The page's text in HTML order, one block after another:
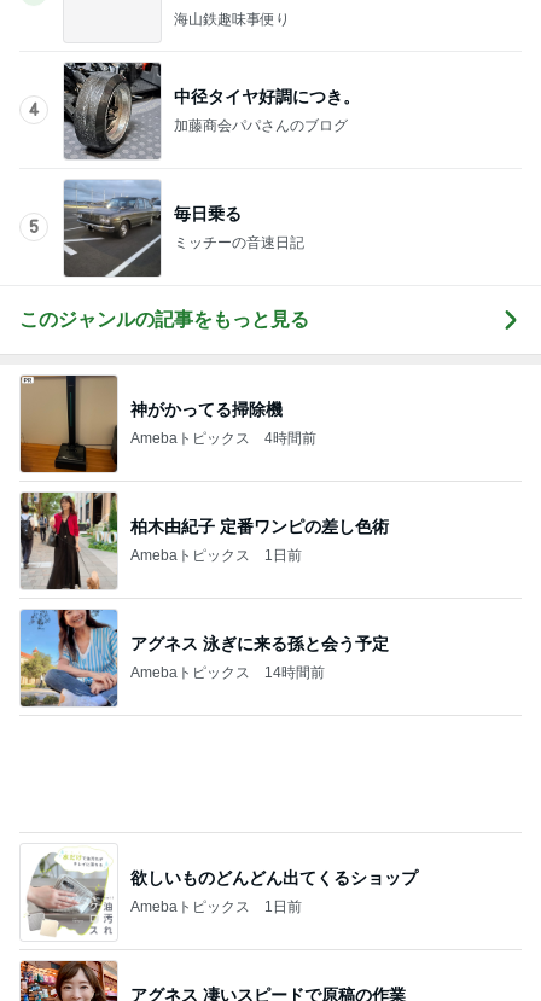
神がかってる掃除機
Amebaトピックス 4時間前
柏木由紀子 定番ワンピの差し色術
Amebaトピックス
Amebaトピックス 14時間前
欲しいものどんどん出てくるショップ
Amebaトピックス 1日前
アグネス 凄いスピードで原稿の作業
Amebaトピックス 18時間前